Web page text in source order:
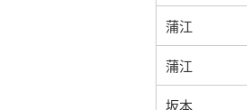
蒲江
蒲江
坂本